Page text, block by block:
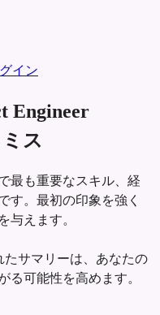
イン
Engineer
ス
最も重要なスキル、経
す。最初の印象を強く
与えます。
たサマリーは、あなたの
る可能性を高めます。